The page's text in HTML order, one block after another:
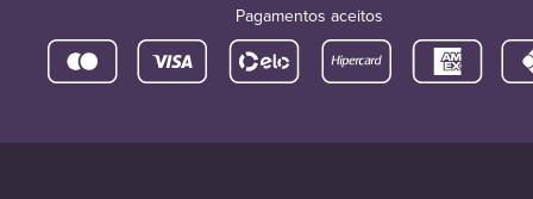
Pagamentos aceitos